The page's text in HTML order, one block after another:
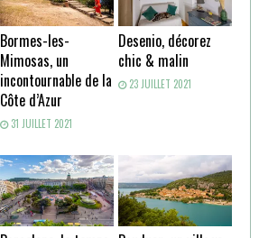
Bormes-les-
Mimosas, un
incontournable de la
Côte d’Azur
31 JUILLET 2021
Desenio, décorez
chic & malin
23 JUILLET 2021